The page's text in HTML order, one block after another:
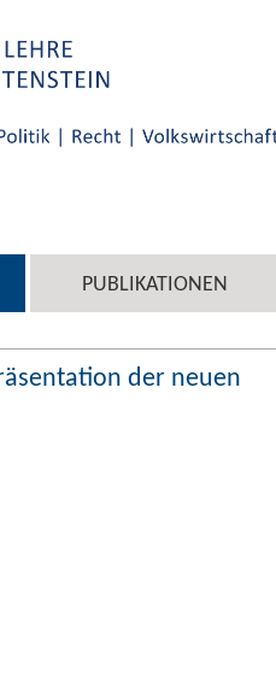
PUBLIKATIONEN
der neuen